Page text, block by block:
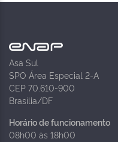
Asa Sul
SPO Área Especial 2-A
CEP 70.610-900
Brasília/DF
Horário de funcionamento
08h00 às 18h00